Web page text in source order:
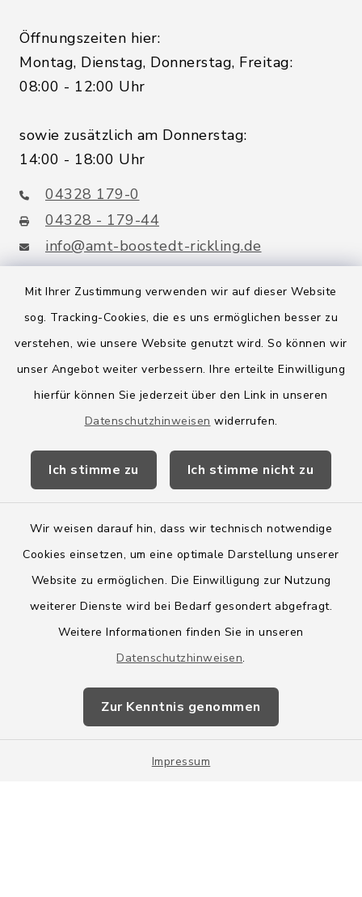
Mit Ihrer Zustimmung verwenden wir auf dieser Website
sog. Tracking-Cookies, die es uns ermöglichen besser zu
verstehen, wie unsere Website genutzt wird. So können wir
unser Angebot weiter verbessern. Ihre erteilte Einwilligung
hierfür können Sie jederzeit über den Link in unseren
Datenschutzhinweisen widerrufen.
Ich stimme zu Ich stimme nicht zu
Wir weisen darauf hin, dass wir technisch notwendige
Cookies einsetzen, um eine optimale Darstellung unserer
Website zu ermöglichen. Die Einwilligung zur Nutzung
weiterer Dienste wird bei Bedarf gesondert abgefragt.
Weitere Informationen finden Sie in unseren
Datenschutzhinweisen.
Zur Kenntnis genommen
Impressum
Öffnungszeiten hier:
Montag, Dienstag, Donnerstag, Freitag:
08:00 - 12:00 Uhr
sowie zusätzlich am Donnerstag:
14:00 - 18:00 Uhr
04328 179-0
04328 - 179-44
info@amt-boostedt-rickling.de
Quicklinks
Amt Boostedt-Rickling
Amtsbroschüre
Wege-Zweckverband
Barrierefreiheit
Impressum
Sitemap